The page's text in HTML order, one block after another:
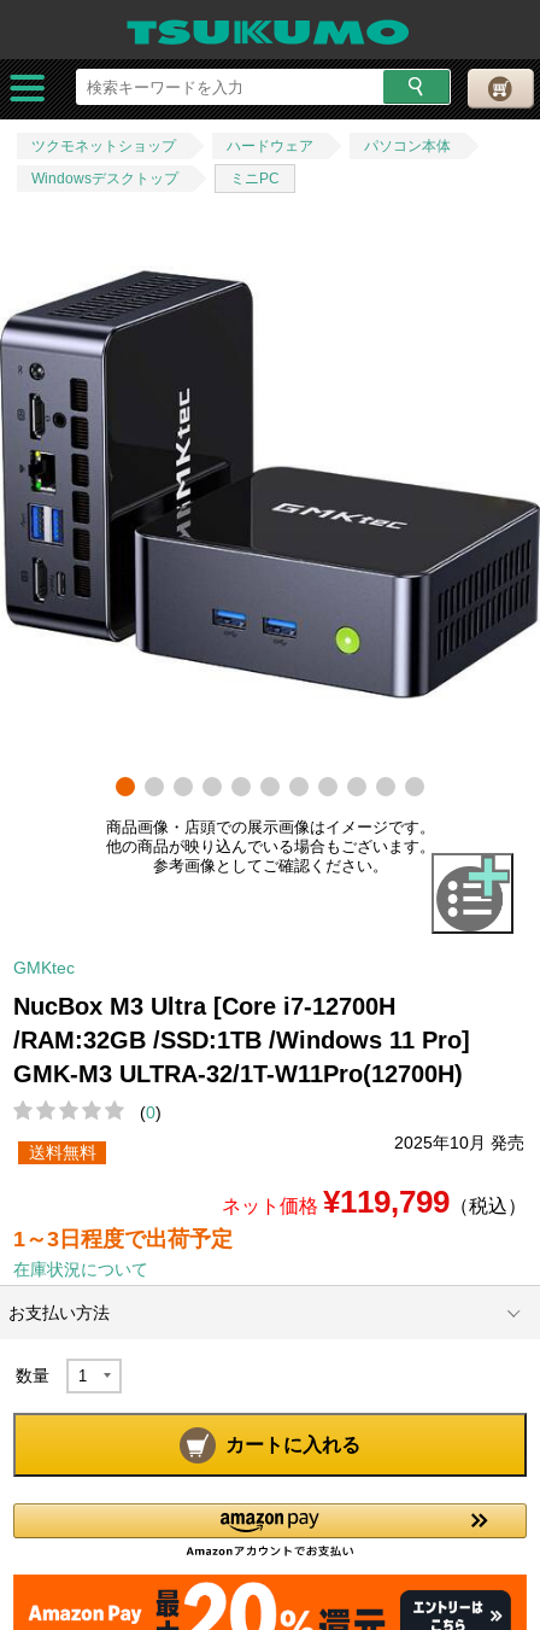
ツクモネットショップ ハードウェア
パソコン本体
Windowsデスクトップ
ミニPC
商品画像・店頭での展示画像はイメージです。
他の商品が映り込んでいる場合もございます。
参考画像としてご確認ください。
GMKtec
NucBox M3 Ultra [Core i7-12700H
/RAM:32GB /SSD:1TB /Windows 11 Pro]
GMK-M3 ULTRA-32/1T-W11Pro(12700H)
(0)
2025年10月 発売
送料無料
ネット価格 ¥119,799（税込）
1～3日程度で出荷予定
在庫状況について
お支払い方法
数量
カートに入れる